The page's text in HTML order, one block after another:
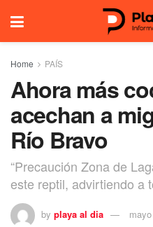
Home PAÍS
Ahora más
acechan a
Río Bravo
“Precaución Zona de
este reptil, advirtiendo a
by playa al dia